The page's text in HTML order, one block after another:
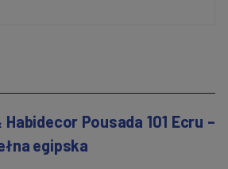
Pousada 101 Ecru –
egipska